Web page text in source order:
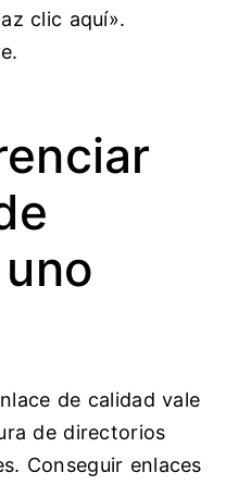
clic aquí».
de calidad vale
de directorios
Conseguir enlaces